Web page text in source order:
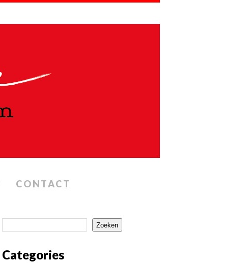
CONTACT
Zoeken
Categories